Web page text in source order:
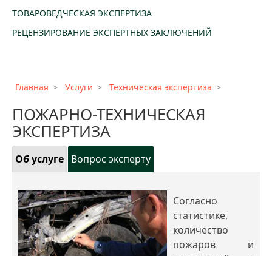
ТОВАРОВЕДЧЕСКАЯ ЭКСПЕРТИЗА
РЕЦЕНЗИРОВАНИЕ ЭКСПЕРТНЫХ ЗАКЛЮЧЕНИЙ
Главная Услуги Техническая экспертиза
ПОЖАРНО-ТЕХНИЧЕСКАЯ
ЭКСПЕРТИЗА
Об услуге Вопрос эксперту
Согласно
статистике,
количество
пожаров и